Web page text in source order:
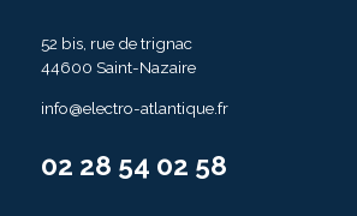
52 bis, rue de trignac
44600 Saint-Nazaire
info@electro-atlantique.fr
02 28 54 02 58